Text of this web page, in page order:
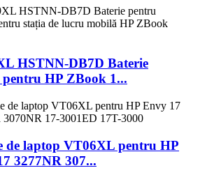
HSTNN-DB7D Baterie
HP ZBook 1...
de laptop VT06XL pentru HP
3277NR 307...